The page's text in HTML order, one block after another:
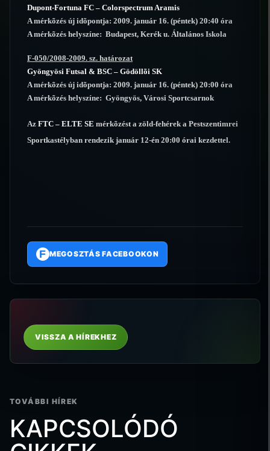
Dupont-Fortuna FC – Colorspectrum Aramis
A mérkõzés új idõpontja: 2009. január 16. (péntek) 20:40 óra
A mérkõzés helyszíne: Budapest, Kerék u. Általános Iskola
F-050/2008-2009. sz. határozat
Gyöngyösi Futsal & BSC – Gödöllõi SK
A mérkõzés új idõpontja: 2009. január 16. (péntek) 20:00 óra
A mérkõzés helyszíne: Gyöngyös, Városi Sportcsarnok
Az FTC – ELTE SE mérkõzést a zöld-fehérek a Pestszentimrei
Sportkastélyban rendezik január 12-én 20:00 órai kezdettel.
F MEGOSZTÁS FACEBOOKON
VISSZA A HÍREKHEZ
TOVÁBBI HÍREK
KAPCSOLÓDÓ